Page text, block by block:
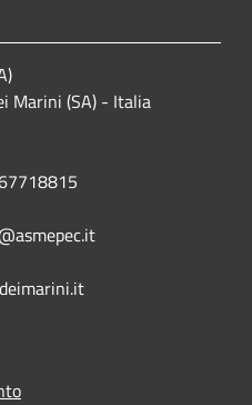
Marini (SA) - Italia